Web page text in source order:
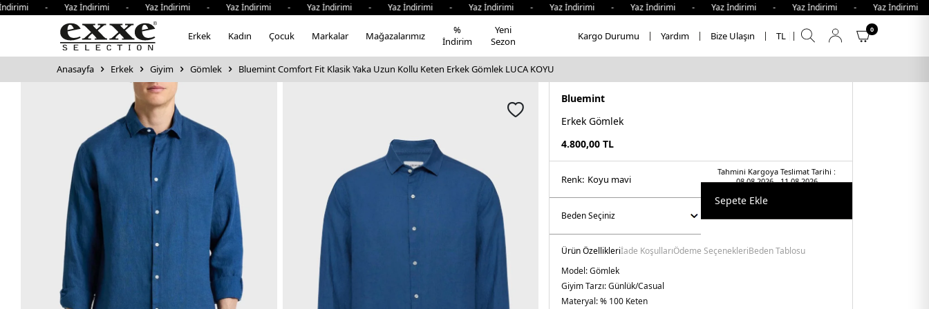
- Yaz İndirimi - Yaz İndirimi - Yaz İndirimi - Yaz İndirimi - Yaz İndirimi - Yaz İndirimi - Yaz İndirimi - Yaz İndirimi - Yaz İndirimi - Yaz İndirimi - Yaz
Erkek Kadın Çocuk Markalar Mağazalarımız
%
İndirim
Yeni
Sezon
Kargo Durumu Yardım Bize Ulaşın TL
0
Anasayfa Erkek Giyim Gömlek Bluemint Comfort Fit Klasik Yaka Uzun Kollu Keten Erkek Gömlek LUCA KOYU
Bluemint
Erkek Gömlek
4.800,00 TL
Tahmini Kargoya Teslimat Tarihi :
08.08.2026 - 11.08.2026
Renk: koyu mavi̇
Sepete Ekle
Ürün Özellikleriİade KoşullarıÖdeme SeçenekleriBeden Tablosu
Model:Gömlek
Giyim Tarzı:Günlük/Casual
Materyal:% 100 Keten